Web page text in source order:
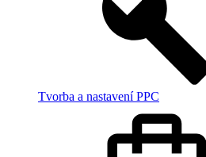
Tvorba a nastavení PPC